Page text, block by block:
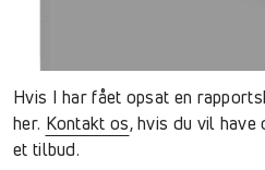
Hvis I har fået opsat en
her. Kontakt os, hvis du vil have
et tilbud.